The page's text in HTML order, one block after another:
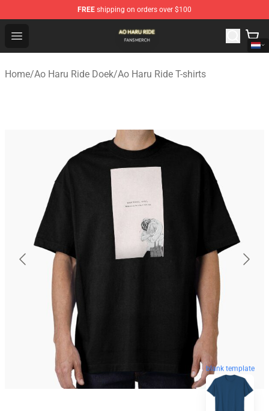
FREE shipping on orders over $100
Open menu
Ao Haru Ride Shop - Official Ao Haru Ride Merchandise
Home/Ao Haru Ride Doek/Ao Haru Ride T-shirts
blank template